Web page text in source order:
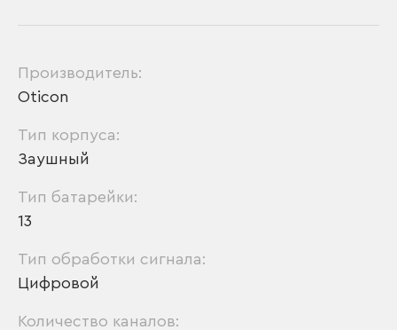
Производитель:
Oticon
Тип корпуса:
Заушный
Тип батарейки:
13
Тип обработки сигнала:
Цифровой
Количество каналов: